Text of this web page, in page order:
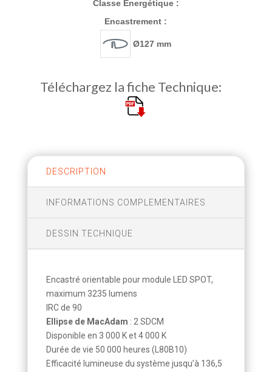
Classe Energétique :
Encastrement :
Ø127 mm
Téléchargez la fiche Technique:
DESCRIPTION
INFORMATIONS COMPLEMENTAIRES
DESSIN TECHNIQUE
Encastré orientable pour module LED SPOT,
maximum 3235 lumens
IRC de 90
Ellipse de MacAdam : 2 SDCM
Disponible en 3 000 K et 4 000 K
Durée de vie 50 000 heures (L80B10)
Efficacité lumineuse du système jusqu’à 136,5